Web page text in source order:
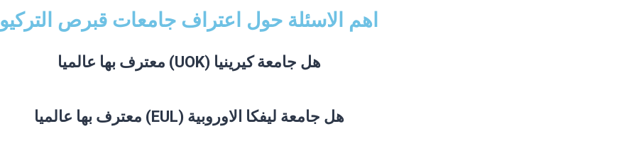
اهم الاسئلة حول اعتراف جامعات قبرص التركيو
هل جامعة كيرينيا (UOK) معترف بها عالميا
هل جامعة ليفكا الاوروبية (EUL) معترف بها عالميا